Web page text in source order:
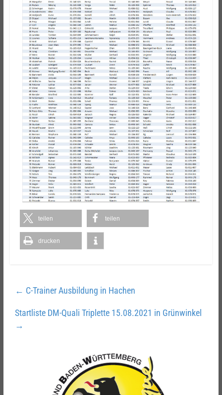
teilen teilen
drucken
← C-Trainer Ausbildung in Hachen
Startliste DM-Quali Triplette 15.08.2021 in Grünwinkel
→